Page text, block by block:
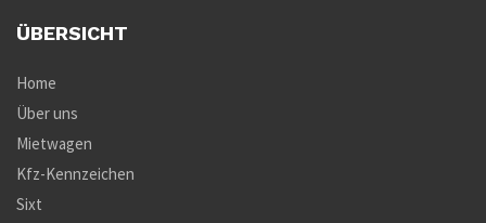
ÜBERSICHT
Home
Über uns
Mietwagen
Kfz-Kennzeichen
Sixt